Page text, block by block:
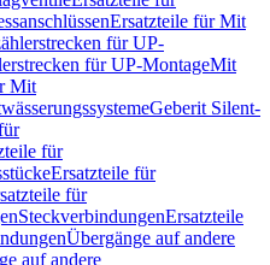
Ersatzteile für Mit
für UP-
für UP-MontageMit
Mit
Geberit Silent-
für
Ersatzteile für
für
SteckverbindungenErsatzteile
Übergänge auf andere
auf andere